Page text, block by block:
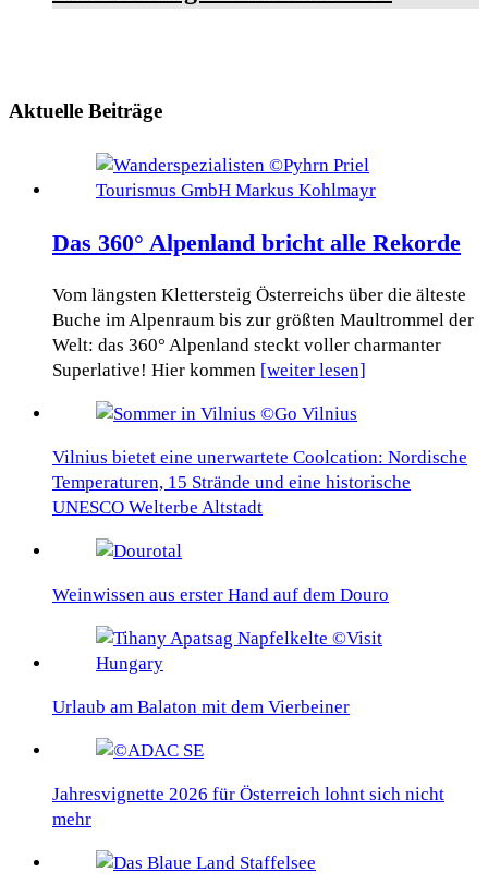
Aktuelle Beiträge
Das 360° Alpenland bricht alle Rekorde
Vom längsten Klettersteig Österreichs über die älteste
Buche im Alpenraum bis zur größten Maultrommel der
Welt: das 360° Alpenland steckt voller charmanter
Superlative! Hier kommen [weiter lesen]
Vilnius bietet eine unerwartete Coolcation: Nordische
Temperaturen, 15 Strände und eine historische
UNESCO Welterbe Altstadt
Weinwissen aus erster Hand auf dem Douro
Urlaub am Balaton mit dem Vierbeiner
Jahresvignette 2026 für Österreich lohnt sich nicht
mehr